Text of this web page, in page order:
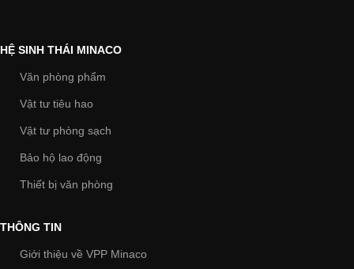
HỆ SINH THÁI MINACO
Văn phòng phẩm
Vật tư tiêu hao
Vật tư phòng sạch
Bảo hộ lao động
Thiết bị văn phòng
THÔNG TIN
Giới thiệu về VPP Minaco